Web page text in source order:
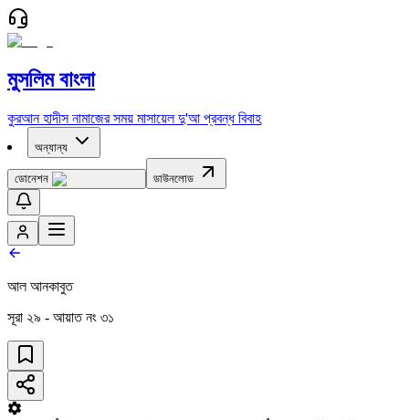
মুসলিম বাংলা
কুরআন হাদীস নামাজের সময় মাসায়েল দু'আ প্রবন্ধ বিবাহ
অন্যান্য
ডোনেশন ডাউনলোড
আল আনকাবুত
সূরা ২৯ - আয়াত নং ৩১